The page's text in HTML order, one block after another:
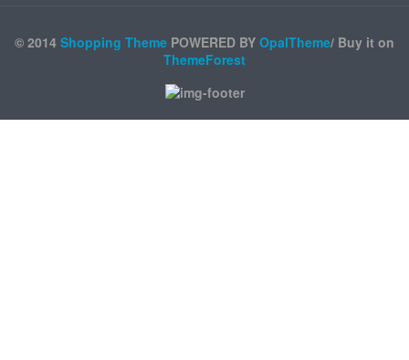
© 2014 Shopping Theme POWERED BY OpalTheme/ Buy it on
ThemeForest